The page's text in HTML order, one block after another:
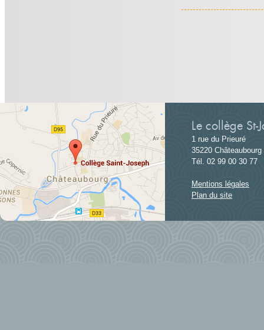
Le collège St-
1 rue du Prieuré
35220 Châteaubourg
Tél. 02 99 00 30 77
Mentions légales
Plan du site